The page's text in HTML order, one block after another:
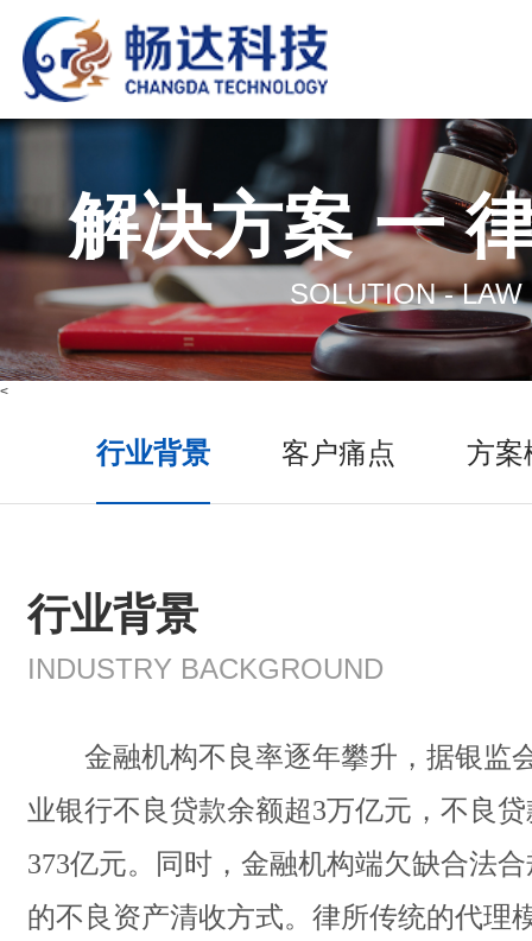
解决方案 一
SOLUTION - LAW
<
行业背景 客户痛点 方案
行业背景
INDUSTRY BACKGROUND
金融机构不良率逐年攀升，据银监
业银行不良贷款余额超3万亿元，不良
373亿元。同时，金融机构端欠缺合法
的不良资产清收方式。律所传统的代理